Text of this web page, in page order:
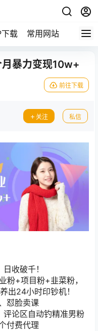
载 常用网站
暴力变现10w+
前往下载
关注 私信
收破千！
粉+项目粉+韭菜粉，
出24小时印钞机！
怼脸卖课
论区自动钓精准男粉
付费代理